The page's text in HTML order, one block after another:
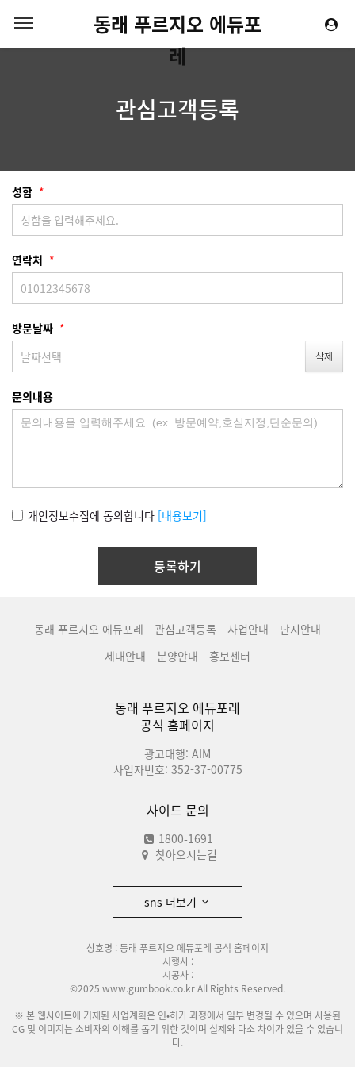
동래 푸르지오 에듀포
레
관심고객등록
성함 *
연락처 *
방문날짜 *
문의내용
개인정보수집에 동의합니다 [내용보기]
동래 푸르지오 에듀포레 관심고객등록 사업안내
단지안내
세대안내
분양안내 홍보센터
동래 푸르지오 에듀포레
공식 홈페이지
광고대행: AIM
사업자번호: 352-37-00775
사이드 문의
1800-1691
찾아오시는길
sns 더보기
상호명 : 동래 푸르지오 에듀포레 공식 홈페이지
시행사 :
시공사 :
©2025 www.gumbook.co.kr All Rights Reserved.
※ 본 웹사이트에 기재된 사업계획은 인•허가 과정에서 일부 변경될 수 있으며 사용된
CG 및 이미지는 소비자의 이해를 돕기 위한 것이며 실제와 다소 차이가 있을 수 있습니
다.